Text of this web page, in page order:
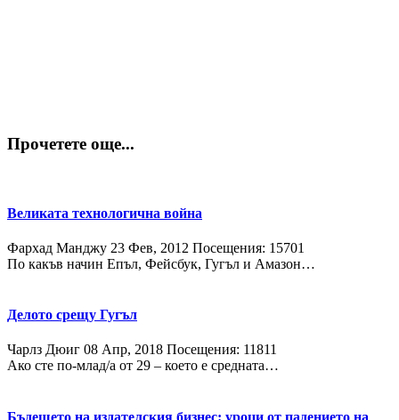
Прочетете още...
Великата технологична война
Фархад Манджу 23 Фев, 2012 Посещения: 15701
По какъв начин Епъл, Фейсбук, Гугъл и Амазон…
Делото срещу Гугъл
Чарлз Дюиг 08 Апр, 2018 Посещения: 11811
Ако сте по-млад/а от 29 – което е средната…
Бъдещето на издателския бизнес: уроци от падението на